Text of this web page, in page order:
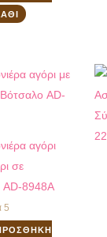
αγόρι
σε
AD-8948Α
5